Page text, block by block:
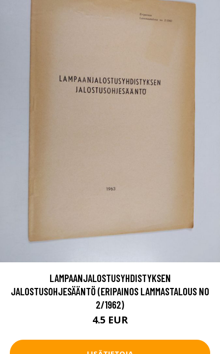
LAMPAANJALOSTUSYHDISTYKSEN
JALOSTUSOHJESÄÄNTÖ (ERIPAINOS LAMMASTALOUS NO
2/1962)
4.5 EUR